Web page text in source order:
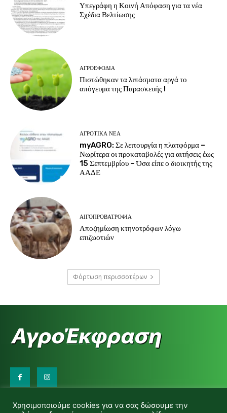
Υπεγράφη η Κοινή Απόφαση για τα νέα
Σχέδια Βελτίωσης
ΑΓΡΟΕΦΌΔΙΑ
Πιστώθηκαν τα λιπάσματα αργά το
απόγευμα της Παρασκευής !
ΑΓΡΟΤΙΚΆ ΝΈΑ
myAGRO: Σε λειτουργία η πλατφόρμα –
Νωρίτερα οι προκαταβολές για αιτήσεις έως
15 Σεπτεμβρίου – Όσα είπε ο διοικητής της
ΑΑΔΕ
ΑΙΓΟΠΡΟΒΑΤΡΟΦΊΑ
Αποζημίωση κτηνοτρόφων λόγω
επιζωοτιών
Φόρτωση περισσοτέρων
d.makas@yahoo.gr
Χρησιμοποιούμε cookies για να σας δώσουμε την